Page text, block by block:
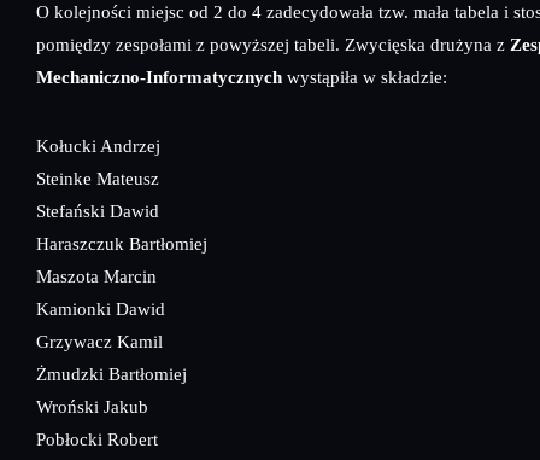
O kolejności miejsc od 2 do 4 zadecydowała tzw. mała tabela i
pomiędzy zespołami z powyższej tabeli. Zwycięska drużyna z
Mechaniczno-Informatycznych wystąpiła w składzie:
Kołucki Andrzej
Steinke Mateusz
Stefański Dawid
Haraszczuk Bartłomiej
Maszota Marcin
Kamionki Dawid
Grzywacz Kamil
Żmudzki Bartłomiej
Wroński Jakub
Pobłocki Robert